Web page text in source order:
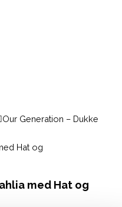
Our Generation – Dukke
med Hat og